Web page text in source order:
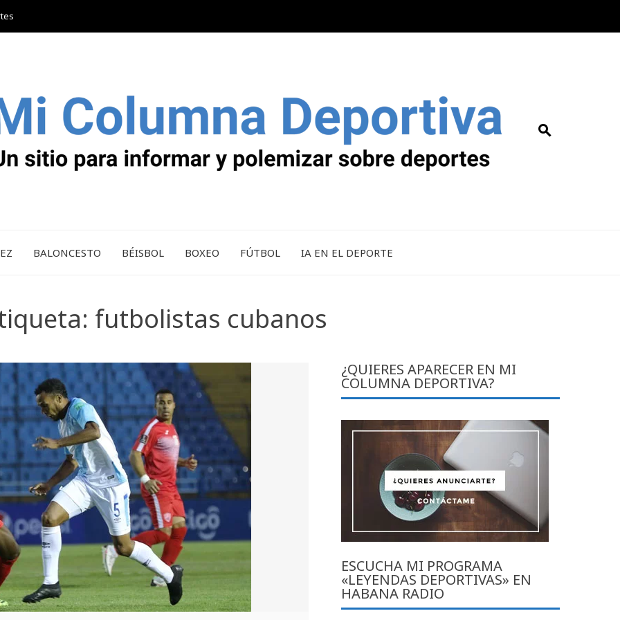
BALONCESTO BÉISBOL BOXEO FÚTBOL IA EN EL DEPORTE
futbolistas cubanos
¿QUIERES APARECER EN MI
COLUMNA DEPORTIVA?
ESCUCHA MI PROGRAMA
«LEYENDAS DEPORTIVAS» EN
HABANA RADIO